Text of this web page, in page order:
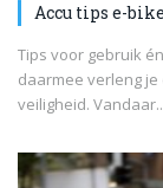
Accu tips e-
Tips voor gebruik
daarmee verleng
veiligheid.